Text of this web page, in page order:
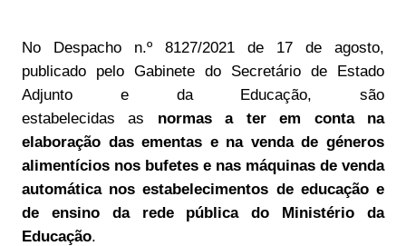
No Despacho n.º 8127/2021 de 17 de agosto,
publicado pelo Gabinete do Secretário de Estado
Adjunto e da Educação, são
estabelecidasas normas a ter em conta na
elaboração das ementas e na venda de géneros
alimentícios nos bufetes e nas máquinas de venda
automática nos estabelecimentos de educação e
de ensino da rede pública do Ministério da
Educação.